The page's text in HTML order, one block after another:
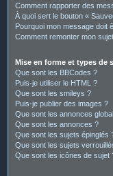
Comment rapporter des
À quoi sert le bouton «
Pourquoi mon message doit
Comment remonter mon
Mise en forme et types de
Que sont les BBCodes ?
Puis-je utiliser le HTML ?
Que sont les smileys ?
Puis-je publier des images ?
Que sont les annonces
Que sont les annonces ?
Que sont les sujets épinglés
Que sont les sujets
Que sont les icônes de sujet